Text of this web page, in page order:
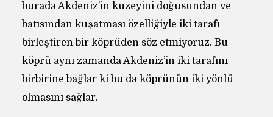
burada Akdeniz’in kuzeyini doğusundan ve
batısından kuşatması özelliğiyle iki tarafı
birleştiren bir köprüden söz etmiyoruz. Bu
köprü aynı zamanda Akdeniz’in iki tarafını
birbirine bağlar ki bu da köprünün iki yönlü
olmasını sağlar.